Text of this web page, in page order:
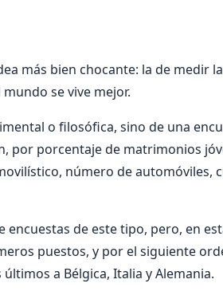
más bien chocante: la de medir
se vive mejor.
o filosófica, sino de una
por porcentaje de matrimonios
número de automóviles,
de este tipo, pero, en
puestos, y por el siguiente
a Bélgica, Italia y Alemania.